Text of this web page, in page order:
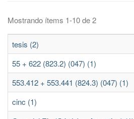
Mostrando ítems 1-10 de 2
tesis (2)
55 + 622 (823.2) (047) (1)
553.412 + 553.441 (824.3) (047) (1)
cinc (1)